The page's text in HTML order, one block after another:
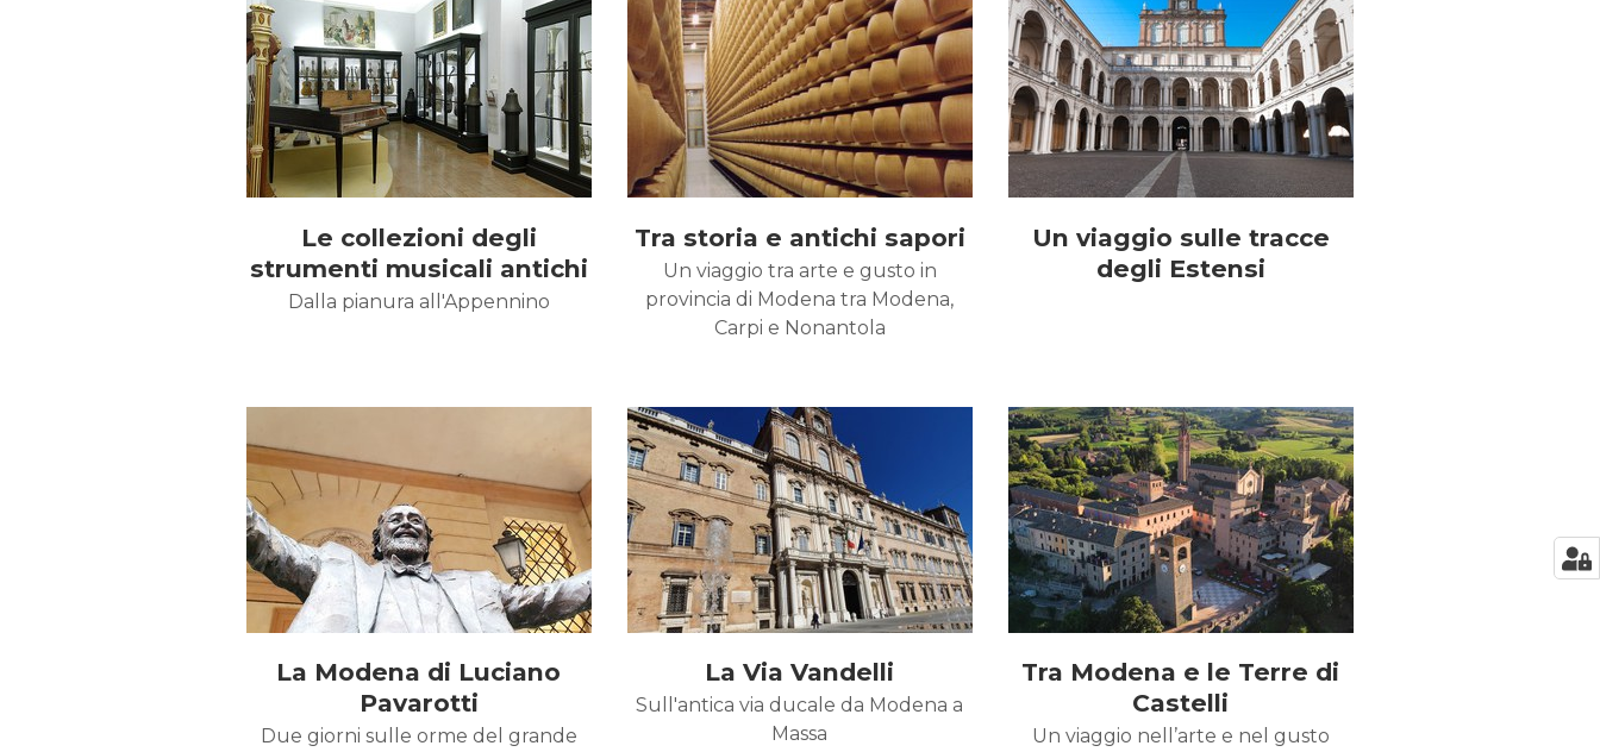
Le collezioni degli
strumenti musicali antichi
Dalla pianura all'Appennino
Tra storia e antichi sapori
Un viaggio tra arte e gusto in
provincia di Modena tra Modena,
Carpi e Nonantola
Un viaggio sulle tracce
degli Estensi
La Modena di Luciano
Pavarotti
Due giorni sulle orme del grande
La Via Vandelli
Sull'antica via ducale da Modena a
Massa
Tra Modena e le Terre di
Castelli
Un viaggio nell’arte e nel gusto